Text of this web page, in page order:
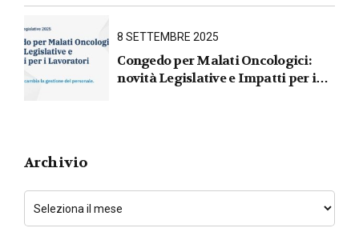
31 marzo 2026
8 SETTEMBRE 2025
Congedo per Malati Oncologici:
novità Legislative e Impatti per i
Archivio